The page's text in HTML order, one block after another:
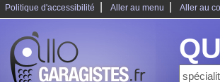
Politique d'accessibilité Aller au menu Aller au